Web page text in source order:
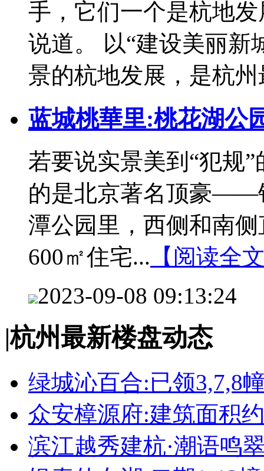
手，它们一个是杭地
说道。 以“建设美丽新
景的杭地发展，是杭州
蓝城桃華里:桃花湖公
若要说实景美到“犯规
的是北京著名顶豪——
潭公园里，西侧和南
600㎡住宅... 【阅读全
2023-09-08 09:13:24
|杭州最新楼盘动态
绿城沁百合:已领3,7,8
众安樟源府:建筑面积
滨江越秀建杭·潮语鸣